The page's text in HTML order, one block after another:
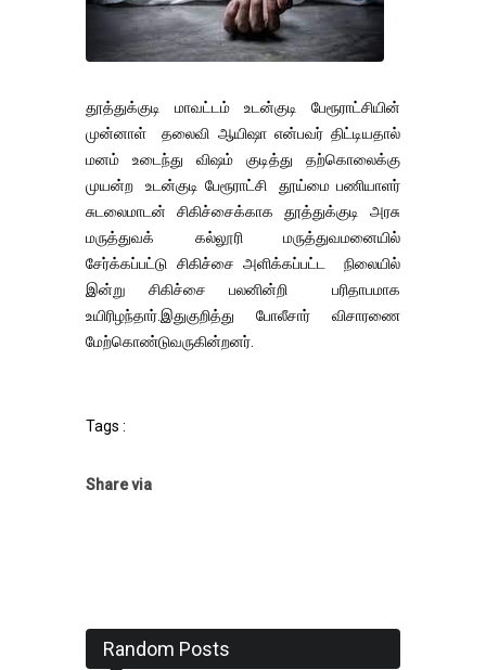
தூத்துக்குடி மாவட்டம் உடன்குடி பேரூராட்சியின்
முன்னாள் தலைவி ஆயிஷா என்பவர் திட்டியதால்
மனம் உடைந்து விஷம் குடித்து தற்கொலைக்கு
முயன்ற உடன்குடி பேரூராட்சி தூய்மை பணியாளர்
சுடலைமாடன் சிகிச்சைக்காக தூத்துக்குடி அரசு
மருத்துவக் கல்லூரி மருத்துவமனையில்
சேர்க்கப்பட்டு சிகிச்சை அளிக்கப்பட்ட நிலையில்
இன்று சிகிச்சை பலனின்றி பரிதாபமாக
உயிரிழந்தார்.இதுகுறித்து போலீசார் விசாரணை
மேற்கொண்டுவருகின்றனர்.
Tags :
Share via
Random Posts